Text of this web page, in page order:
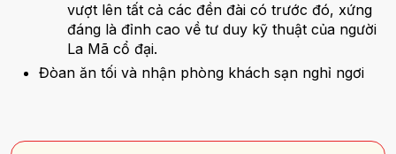
vượt lên tất cả các đền đài có trước đó, xứng
đáng là đỉnh cao về tư duy kỹ thuật của người
La Mã cổ đại.
Đòan ăn tối và nhận phòng khách sạn nghỉ ngơi